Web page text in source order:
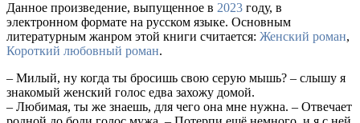
Данное произведение, выпущенное в 2023 году, в
электронном формате на русском языке. Основным
литературным жанром этой книги считается: Женский роман,
Короткий любовный роман.
– Милый, ну когда ты бросишь свою серую мышь? – слышу я
знакомый женский голос едва захожу домой.
– Любимая, ты же знаешь, для чего она мне нужна. – Отвечает